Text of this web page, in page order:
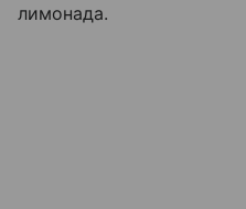
лимонада.